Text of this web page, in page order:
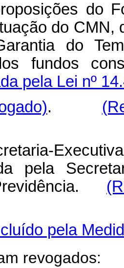
do
do CMN,
do
fundos
pela Lei nº
.
pela
pela
revogados: